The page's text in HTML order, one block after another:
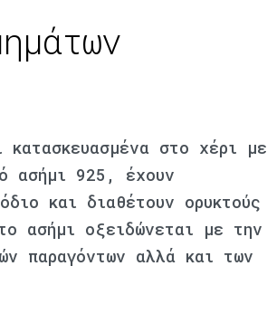
στο χέρι με
ασήμι 925, έχουν
και διαθέτουν ορυκτούς
ασήμι οξειδώνεται με την
παραγόντων αλλά και των